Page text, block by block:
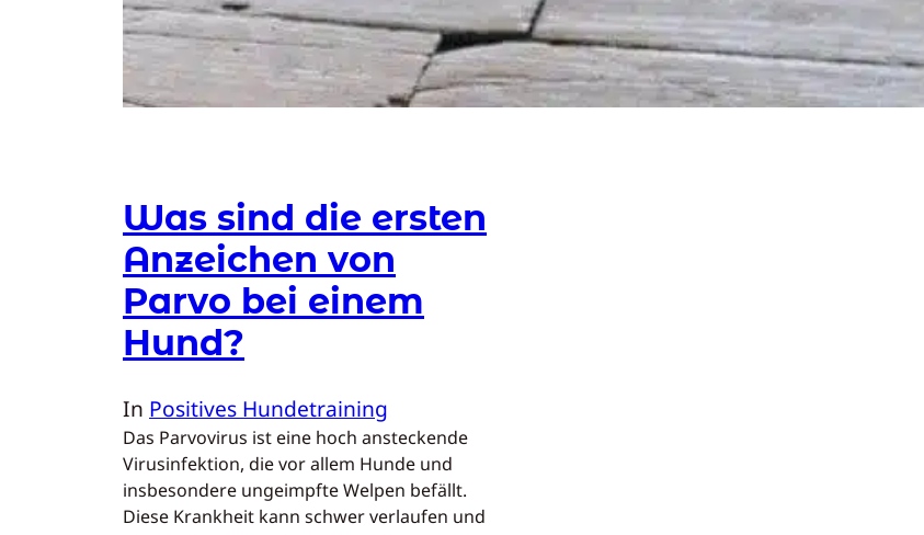
Was sind die ersten
Anzeichen von
Parvo bei einem
Hund?
In Positives Hundetraining
Das Parvovirus ist eine hoch ansteckende
Virusinfektion, die vor allem Hunde und
insbesondere ungeimpfte Welpen befällt.
Diese Krankheit kann schwer verlaufen und